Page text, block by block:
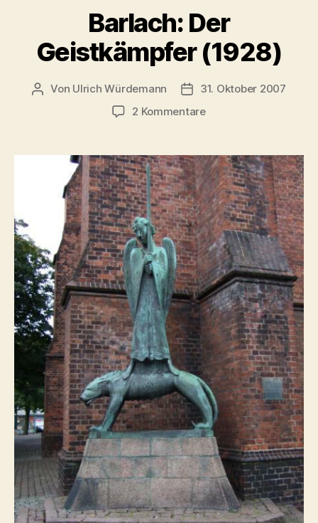
Barlach: Der
Geistkämpfer (1928)
Beitragsautor
Von Ulrich Würdemann Beitragsdatum
31. Oktober 2007
2 Kommentarezu
Geistkämpfer
(1928)